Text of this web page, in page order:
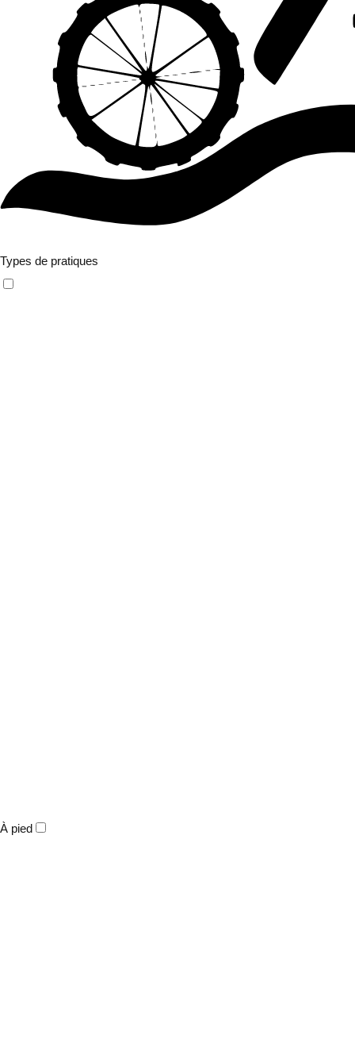
Types de pratiques
À pied